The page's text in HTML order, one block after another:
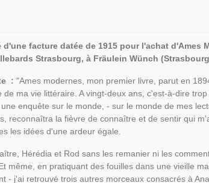
d'une facture datée de 1915 pour l'achat d'Ames
Strasbourg, à Fräulein Wünch
: "Ames modernes, mon premier livre, parut en
ma vie littéraire. A vingt-deux ans, c'est-à-dire
enquête sur le monde, - sur le monde de mes
reconnaîtra la fièvre de connaître et de sentir qui
les idées d'une ardeur égale.
Hérédia et Rod sans les remanier ni les
même, en pratiquant des fouilles dans une vieille
- j'ai retrouvé trois autres morceaux consacrés à